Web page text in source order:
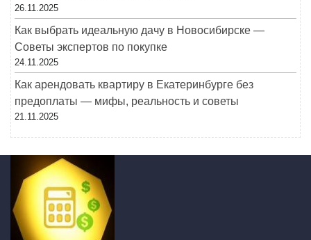
26.11.2025
Как выбрать идеальную дачу в Новосибирске —
Советы экспертов по покупке
24.11.2025
Как арендовать квартиру в Екатеринбурге без
предоплаты — мифы, реальность и советы
21.11.2025